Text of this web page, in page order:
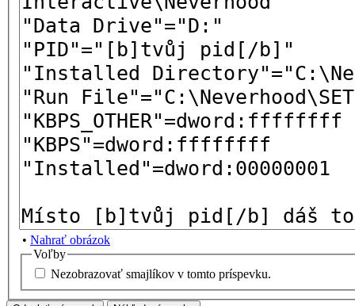
• Nahrať obrázok
Voľby
Nezobrazovať smajlíkov v tomto príspevku.